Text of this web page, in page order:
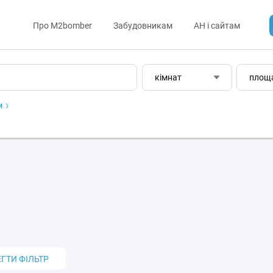
Про M2bomber Забудовникам АН і сайтам
кімнат
ФІЛЬТР